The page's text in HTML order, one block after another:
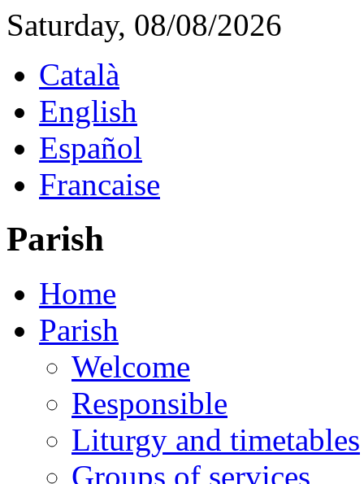
Saturday, 08/08/2026
Català
English
Español
Francaise
Parish
Home
Parish
Welcome
Responsible
Liturgy and timetables
Groups of services